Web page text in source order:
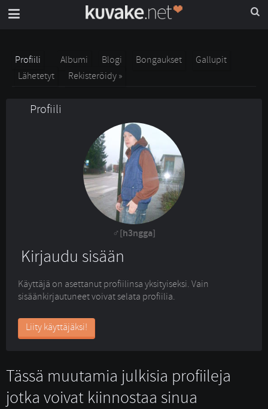
Profiili Albumi Blogi Bongaukset
Gallupit
Lähetetyt
Rekisteröidy »
Profiili
[h3ngga]
Kirjaudu sisään
Käyttäjä on asettanut profiilinsa yksityiseksi. Vain
sisäänkirjautuneet voivat selata profiilia.
Liity käyttäjäksi!
Tässä muutamia julkisia profiileja
jotka voivat kiinnostaa sinua